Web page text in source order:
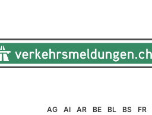
AG AI AR BE BL BS FR